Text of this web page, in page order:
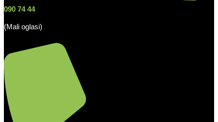
090 74 44
(Mali oglasi)